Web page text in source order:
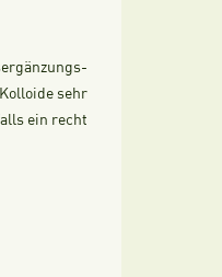
sehr
ein recht